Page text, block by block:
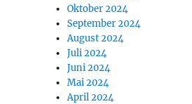
Oktober 2024
September 2024
August 2024
Juli 2024
Juni 2024
Mai 2024
April 2024